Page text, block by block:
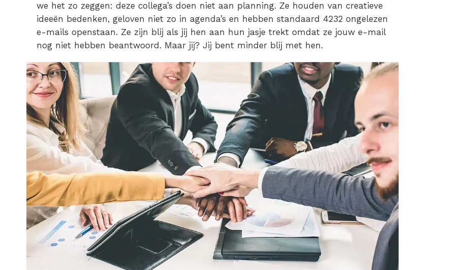
we het zo zeggen: deze collega’s doen niet aan planning. Ze houden van creatieve
ideeën bedenken, geloven niet zo in agenda’s en hebben standaard 4232 ongelezen
e-mails openstaan. Ze zijn blij als jij hen aan hun jasje trekt omdat ze jouw e-mail
nog niet hebben beantwoord. Maar jij? Jij bent minder blij met hen.